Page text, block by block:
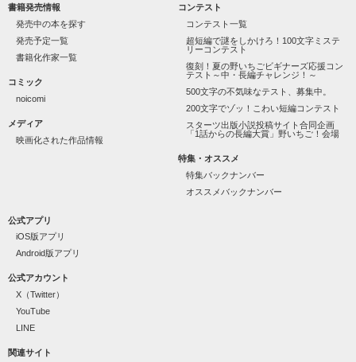
天地くんは私にとってヒーローのような人だった。
◇◆┈┈┈┈┈┈┈┈┈┈┈┈┈┈┈┈
《男性恐怖症の女の子》
相沢 瑠莉
《一途で不器用な不良イケメン》
天地 琥珀
-Amachi Kohaku-
男の子が苦手だったはずなのに
書籍発売情報
発売中の本を探す
発売予定一覧
書籍化作家一覧
コミック
noicomi
メディア
映画化された作品情報
コンテスト
コンテスト一覧
超短編で謎をしかけろ！100文字ミステ
リーコンテスト
復刻！夏の野いちごビギナーズ応援コン
テスト～中・長編チャレンジ！～
500文字の不気味なテスト、募集中。
200文字でゾッ！こわい短編コンテスト
スターツ出版小説投稿サイト合同企画
「1話からの長編大賞」野いちご！会場
特集・オススメ
特集バックナンバー
オススメバックナンバー
公式アプリ
iOS版アプリ
Android版アプリ
公式アカウント
X（Twitter）
YouTube
LINE
関連サイト